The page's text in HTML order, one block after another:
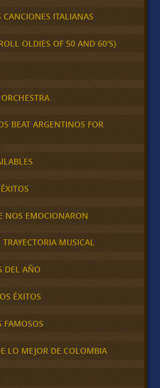
CANCIONES ITALIANAS
OLDIES OF 50 AND 60'S}
BEAT ARGENTINOS FOR
NOS EMOCIONARON
MUSICAL
DEL AÑO
ÉXITOS
FAMOSOS
LO MEJOR DE COLOMBIA